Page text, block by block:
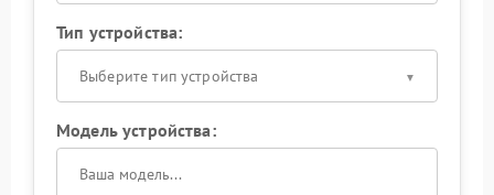
Тип устройства:
Выберите тип устройства
Модель устройства: